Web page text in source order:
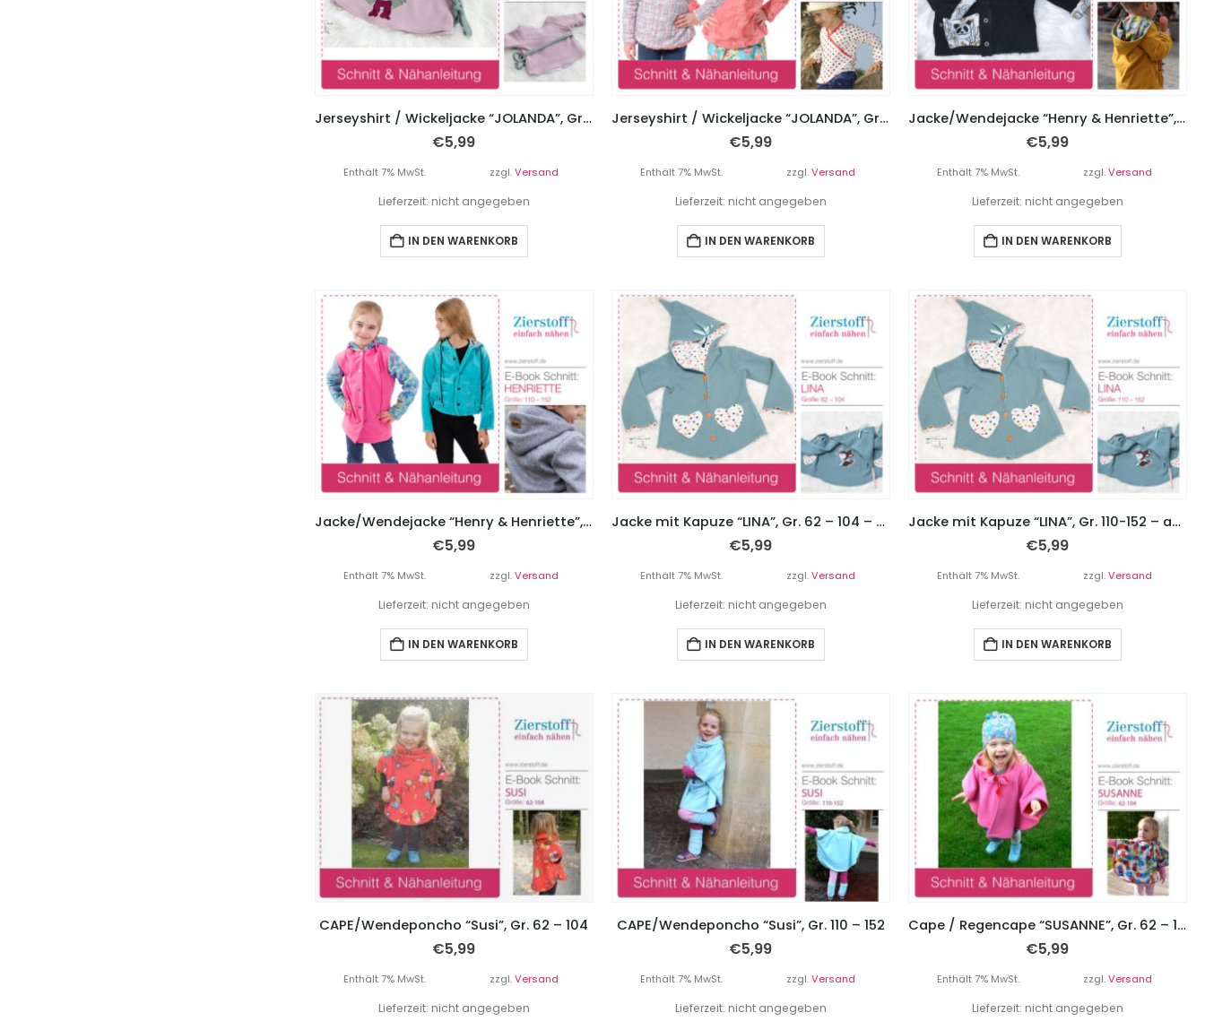
Jerseyshirt / Wickeljacke “JOLANDA”, Gr. 62 – 104
€5,99
Enthält 7% MwSt. zzgl.Versand
Lieferzeit: nicht angegeben
IN DEN WARENKORB
Jerseyshirt / Wickeljacke “JOLANDA”, Gr. 110 – 152
€5,99
Enthält 7% MwSt. zzgl.Versand
Lieferzeit: nicht angegeben
IN DEN WARENKORB
Jacke/Wendejacke “Henry & Henriette”, Gr. 62 – 104
€5,99
Enthält 7% MwSt. zzgl.Versand
Lieferzeit: nicht angegeben
IN DEN WARENKORB
Jacke/Wendejacke “Henry & Henriette”, Gr. 110 – 152
€5,99
Enthält 7% MwSt. zzgl.Versand
Lieferzeit: nicht angegeben
IN DEN WARENKORB
Jacke mit Kapuze “LINA”, Gr. 62 – 104 – auch als Wendejacke!! 2 Schnitte inklusive
€5,99
Enthält 7% MwSt. zzgl.Versand
Lieferzeit: nicht angegeben
IN DEN WARENKORB
Jacke mit Kapuze “LINA”, Gr. 110-152 – auch als Wendejacke! – 2 Schnitte inklusive
€5,99
Enthält 7% MwSt. zzgl.Versand
Lieferzeit: nicht angegeben
IN DEN WARENKORB
CAPE/Wendeponcho “Susi”, Gr. 62 – 104
€5,99
Enthält 7% MwSt. zzgl.Versand
Lieferzeit: nicht angegeben
CAPE/Wendeponcho “Susi”, Gr. 110 – 152
€5,99
Enthält 7% MwSt. zzgl.Versand
Lieferzeit: nicht angegeben
Cape / Regencape “SUSANNE”, Gr. 62 – 104
€5,99
Enthält 7% MwSt. zzgl.Versand
Lieferzeit: nicht angegeben